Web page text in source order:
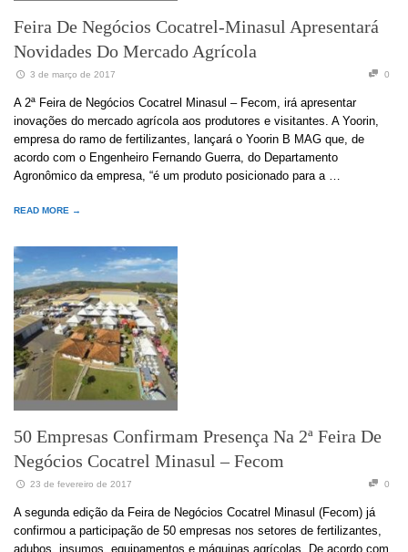
Feira De Negócios Cocatrel-Minasul Apresentará
Novidades Do Mercado Agrícola
3 de março de 2017 0
A 2ª Feira de Negócios Cocatrel Minasul – Fecom, irá apresentar
inovações do mercado agrícola aos produtores e visitantes. A Yoorin,
empresa do ramo de fertilizantes, lançará o Yoorin B MAG que, de
acordo com o Engenheiro Fernando Guerra, do Departamento
Agronômico da empresa, “é um produto posicionado para a …
READ MORE →
50 Empresas Confirmam Presença Na 2ª Feira De
Negócios Cocatrel Minasul – Fecom
23 de fevereiro de 2017 0
A segunda edição da Feira de Negócios Cocatrel Minasul (Fecom) já
confirmou a participação de 50 empresas nos setores de fertilizantes,
adubos, insumos, equipamentos e máquinas agrícolas. De acordo com